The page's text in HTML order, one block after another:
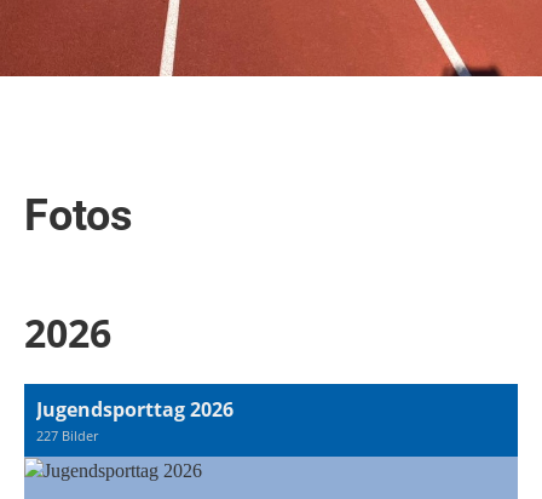
Fotos
2026
Jugendsporttag 2026
227 Bilder